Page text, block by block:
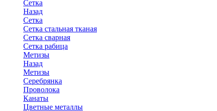
Сетка
Назад
Сетка
Сетка стальная тканая
Сетка сварная
Сетка рабица
Метизы
Назад
Метизы
Серебрянка
Проволока
Канаты
Цветные металлы